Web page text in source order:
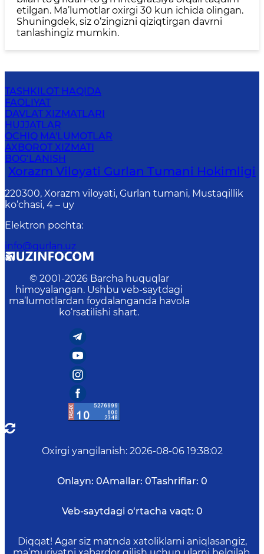
etilgan. Ma’lumotlar oxirgi 30 kun ichida olingan.
Shuningdek, siz o‘zingizni qiziqtirgan davrni
tanlashingiz mumkin.
TASHKILOT HAQIDA
FAOLIYAT
DAVLAT XIZMATLARI
HUJJATLAR
OCHIQ MA'LUMOTLAR
AXBOROT XIZMATI
BOG‘LANISH
Xorazm Viloyati Gurlan Tumani Hokimligi
220300, Xorazm viloyati, Gurlan tumani, Mustaqillik
ko‘chasi, 4 – uy
Elektron pochta:
info@gurlan.uz
© 2001-2026 Barcha huquqlar
himoyalangan. Ushbu veb-saytdagi
ma’lumotlardan foydalanganda havola
ko‘rsatilishi shart.
Oxirgi yangilanish: 2026-08-06 19:38:02
Onlayn: 0Amallar: 0Tashriflar: 0
Veb-saytdagi o‘rtacha vaqt: 0
Diqqat! Agar siz matnda xatoliklarni aniqlasangiz,